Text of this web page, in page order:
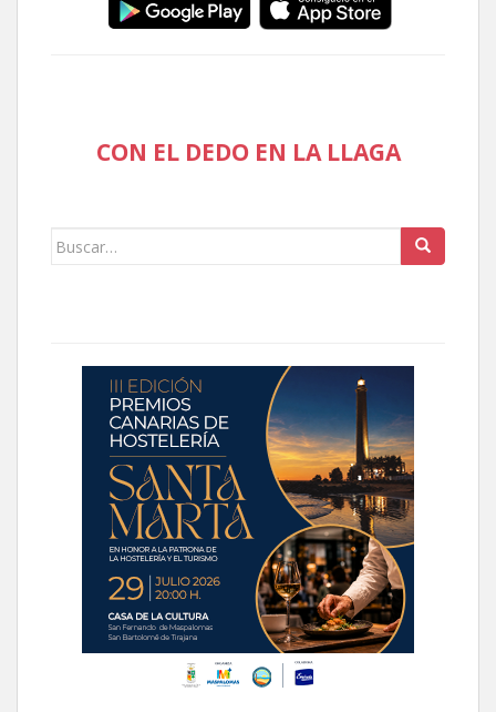
CON EL DEDO EN LA LLAGA
Buscar: